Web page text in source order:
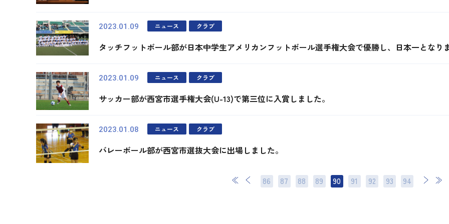
2023.01.09 ニュース クラブ
タッチフットボール部が日本中学生アメリカンフットボール選手権大会で優勝し、日本一となり
2023.01.09 ニュース クラブ
サッカー部が西宮市選手権大会(U-13)で第三位に入賞しました。
2023.01.08 ニュース クラブ
バレーボール部が西宮市選抜大会に出場しました。
86 87 88 89 90 91 92 93 94
次 最後